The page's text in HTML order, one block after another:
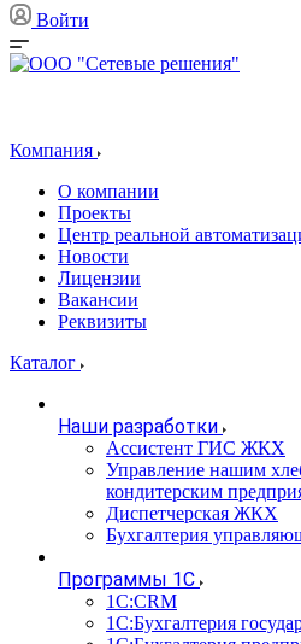
Войти
Компания
О компании
Проекты
Центр реальной
Новости
Лицензии
Вакансии
Реквизиты
Каталог
Наши разработки
Ассистент ГИС ЖКХ
Управление нашим
кондитерским
Диспетчерская ЖКХ
Бухгалтерия
Программы 1С
1С:CRM
1С:Бухгалтерия